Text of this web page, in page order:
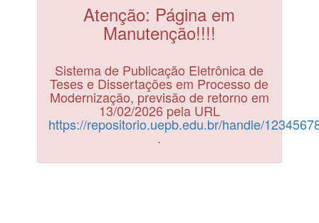
Atenção: Página em
Manutenção!!!!
Sistema de Publicação Eletrônica de
Teses e Dissertações em Processo de
Modernização, previsão de retorno em
13/02/2026 pela URL
https://repositorio.uepb.edu.br/handle/
.